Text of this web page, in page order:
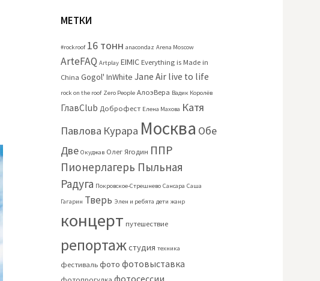
МЕТКИ
#rockroof 16 тонн anacondaz Arena Moscow
ArteFAQ Artplay EIMIC Everything is Made in
China Gogol' InWhite Jane Air live to life
rock on the roof Zero People АлоэВера Вадик Королёв
ГлавClub Доброфест Елена Махова Катя
Павлова Курара Москва Обе
Две Окуджав Олег Ягодин ППР
Пионерлагерь Пыльная
Радуга Покровское-Стрешнево Сансара Саша
Гагарин Тверь Элен и ребята дети жанр
концерт путешествие
репортажстудия техника
фестиваль фото фотовыставка